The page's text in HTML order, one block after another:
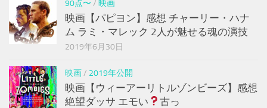
90点〜 / 映画
映画【パピヨン】感想 チャーリー・ハナ
ム ラミ・マレック 2人が魅せる魂の演技
2019年6月30日
映画/ 2019年公開
映画【ウィーアーリトルゾンビーズ】感想
絶望ダッサ エモい
古っ